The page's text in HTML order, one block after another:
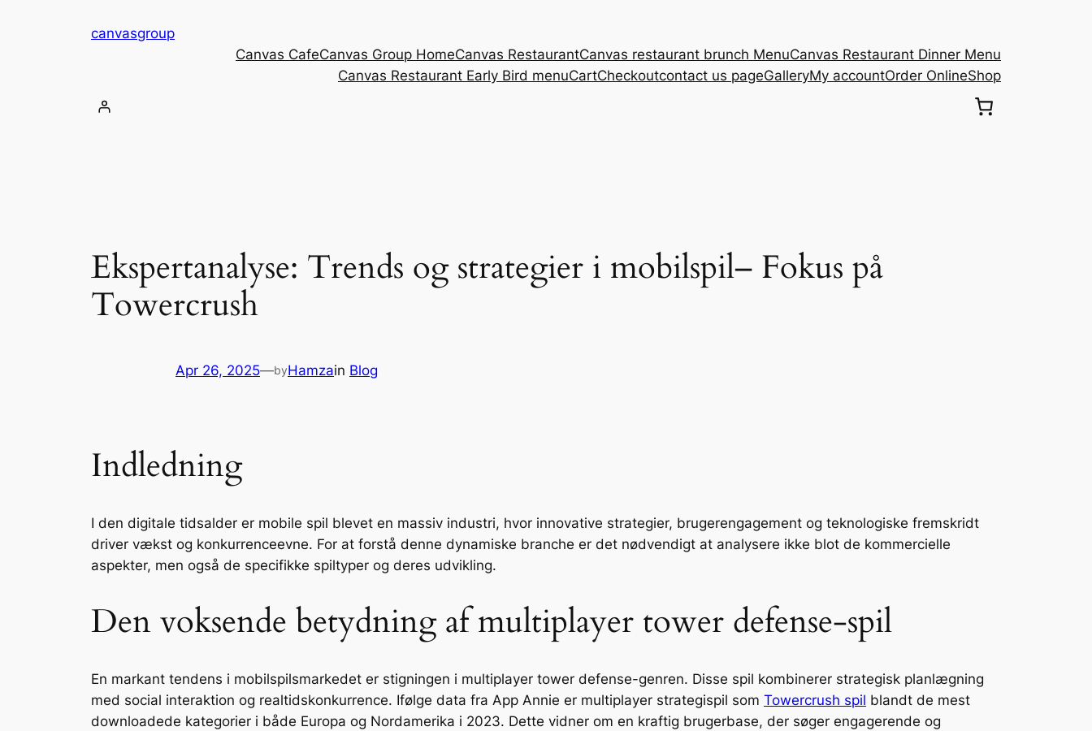
canvasgroup
Canvas CafeCanvas Group HomeCanvas RestaurantCanvas restaurant brunch MenuCanvas Restaurant Dinner Menu
Canvas Restaurant Early Bird menuCartCheckoutcontact us pageGalleryMy accountOrder OnlineShop
Ekspertanalyse: Trends og strategier i mobilspil– Fokus på
Towercrush
Apr 26, 2025—byHamzain Blog
Indledning
I den digitale tidsalder er mobile spil blevet en massiv industri, hvor innovative strategier, brugerengagement og teknologiske fremskridt
driver vækst og konkurrenceevne. For at forstå denne dynamiske branche er det nødvendigt at analysere ikke blot de kommercielle
aspekter, men også de specifikke spiltyper og deres udvikling.
Den voksende betydning af multiplayer tower defense-spil
En markant tendens i mobilspilsmarkedet er stigningen i multiplayer tower defense-genren. Disse spil kombinerer strategisk planlægning
med social interaktion og realtidskonkurrence. Ifølge data fra App Annie er multiplayer strategispil som Towercrush spil blandt de mest
downloadede kategorier i både Europa og Nordamerika i 2023. Dette vidner om en kraftig brugerbase, der søger engagerende og